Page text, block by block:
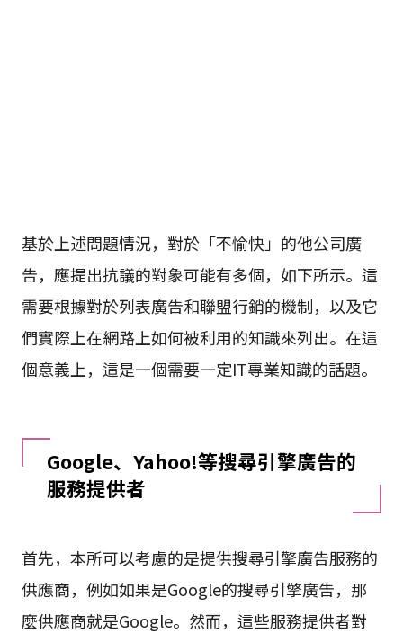
基於上述問題情況，對於「不愉快」的他公司廣
告，應提出抗議的對象可能有多個，如下所示。這
需要根據對於列表廣告和聯盟行銷的機制，以及它
們實際上在網路上如何被利用的知識來列出。在這
個意義上，這是一個需要一定IT專業知識的話題。
Google、Yahoo!等搜尋引擎廣告的
服務提供者
首先，本所可以考慮的是提供搜尋引擎廣告服務的
供應商，例如如果是Google的搜尋引擎廣告，那
麼供應商就是Google。然而，這些服務提供者對